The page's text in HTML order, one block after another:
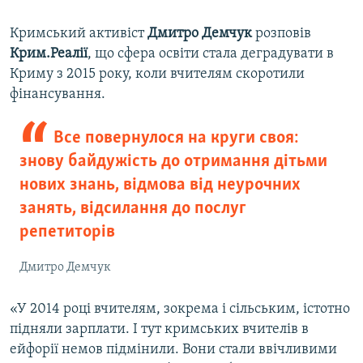
Кримський активістДмитро Демчукрозповів
Крим.Реалії, що сфера освіти стала деградувати в
Криму з 2015 року, коли вчителям скоротили
фінансування.
Все повернулося на круги своя:
знову байдужість до отримання дітьми
нових знань, відмова від неурочних
занять, відсилання до послуг
репетиторів
Дмитро Демчук
«У 2014 році вчителям, зокрема і сільським, істотно
підняли зарплати. І тут кримських вчителів в
ейфорії немов підмінили. Вони стали ввічливими